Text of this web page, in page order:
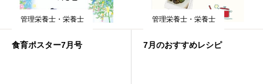
管理栄養士・栄養士
食育ポスター7月号
管理栄養士・栄養士
7月のおすすめレシピ